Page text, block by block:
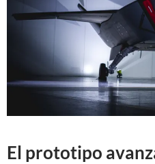
El prototipo